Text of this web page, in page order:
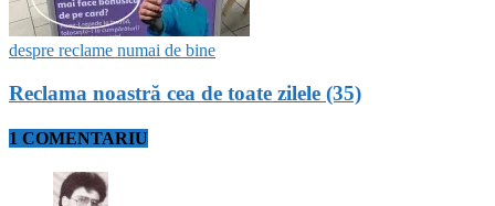
despre reclame numai de bine
Reclama noastră cea de toate zilele (35)
1 COMENTARIU